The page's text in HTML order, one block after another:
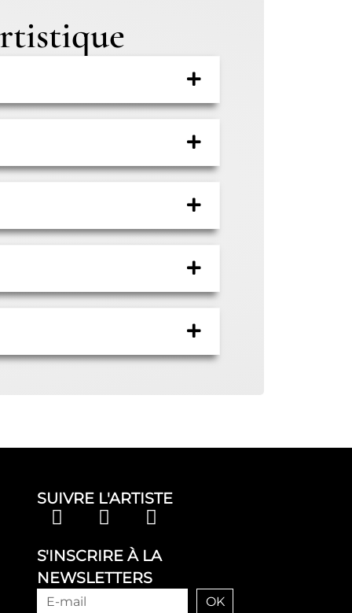
SUIVRE L'ARTISTE
S'INSCRIRE À LA
NEWSLETTERS
OK